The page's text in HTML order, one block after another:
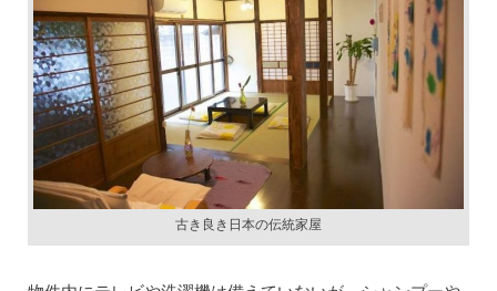
古き良き日本の伝統家屋